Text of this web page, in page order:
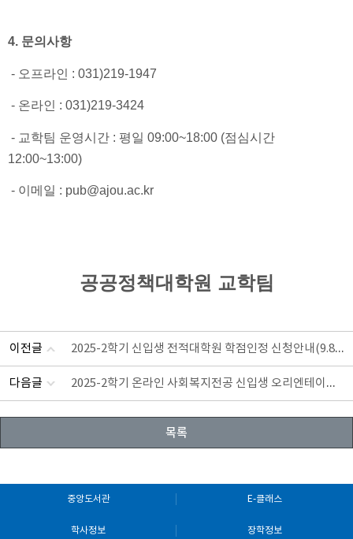
4. 문의사항
- 오프라인 : 031)219-1947
- 온라인 : 031)219-3424
- 교학팀 운영시간 : 평일 09:00~18:00 (점심시간
12:00~13:00)
- 이메일 : pub@ajou.ac.kr
공공정책대학원 교학팀
이전글 2025-2학기 신입생 전적대학원 학점인정 신청안내(9.8~9.12)
다음글 2025-2학기 온라인 사회복지전공 신입생 오리엔테이션 안내
목록
중앙도서관 E-클래스
학사정보 장학정보